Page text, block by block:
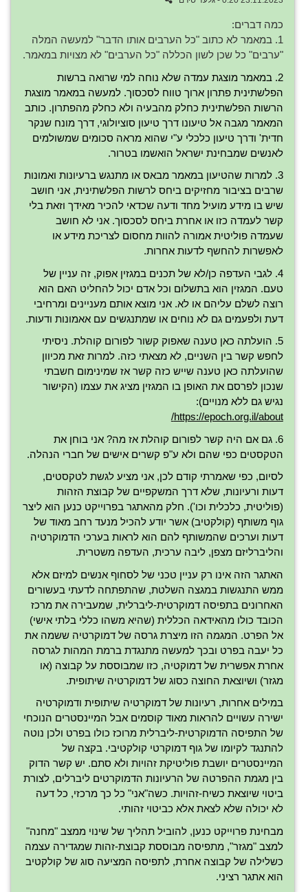
כמה דברים:
1. במאמר לא כתוב "כל הערבים אותו הדבר" למעשה המלה
"ערבים" כל שכן לשון הכללה "כל הערבים" לא מצויות במאמר.
2. במאמר מוצגת עמדה שלא נוחה למי שרואה ברשות
הפלשתינית פתרון ארוך טווח לסכסוך. למעשה במאמר מוצגת
הרשות הפלשתינית כחלק מהבעיה ולא כחלק מהפתרון. כותב
המאמר מגבה אל טיעונו דרך טיעון סוציולוגי, דרך מונח שנקר
חדית' ודרך טיעון כלכלי ע"י שהוא מראה סכומים שמשולמים
לאנשים שמבחינת ישראל הואשמו בטרור.
3. למרות שהטיעון במאמר מבאס או מתנגש ברעיונות ואמונות
שרבים בציבור מחזיקים ביחס לרשות הפלשתינית, אני חושב
שיש בו מידע מועיל מחד ודעה שכדאי להכיר מאידך וזאת בלי
קשר לעמדה כזו או אחרת ביחס לסכסוך. אני לא חושב
שעמדה פוליטית אמורה להוות מחסום לצריכת מידע או
לאפשרות להחשף לדעות אחרות.
4. לגבי העדפה כן/לא של תכנים במגזין אפוק, זה עניין של
טעם. המגזין הוא בתשלום וכל אדם יכול להחליט האם הוא
רוצה לשלם עליהם או לא. אני מוצא אותם מעניינים ומרחיבי
דעת ולפעמים גם לא נוחים או שמתנגשים עם אאמונות ודעות.
5. הועלתה כאן טענה שאפוק קשור לפורום קוהלת. ניסיתי
לחפש קשר בין השניים, לא מצאתי כזה. למרות זאת מכיוון
שהועלתה כאן טענה שייש כזה קשר אז שמינימום חשבתי
שנכון לפרסם את האופן בו המגזין מציג את עצמו (הקישור
נגיש גם ללא מנויים):
https://epoch.org.il/about/
6. גם אם היה קשר לפורום קוהלת אז מה? אני בוחן את
הטקסטים כפי שהם ולא ע"פ קשרים אישים של חברי הנהלה.
לסיום, כפי שאמרתי קודם לכן, אני מציע לגשת לטקסטים,
דעות ורעיונות, שלא דרך המשקפיים של קבוצת הזהות
(פוליטית, כלכלית וכו'). חלק מהאתגר בפרוייקט כנען הוא ליצר
גוף משותף (קולקטיב) אשר יודע להכיל מנעד רחב מאוד של
דעות וערכים שהמשותף להם הוא לראות בערכי הדמוקרטיה
והליברליזם מצפן, ליבה ערכית, העדפה משטרית.
האתגר הזה אינו רק עניין טכני של לסחוף אנשים למיזם אלא
ממש התנגשות במגצה השלטת, שהתפתחה לדעתי בעשורים
האחרונים בתפיסה דמוקרטית-ליברלית, שמעבירה את מרכז
הכובד כולו מהאידאה הכללית (שהיא משהו כללי בלתי אישי)
אל הפרט. המגמה הזו מיצרת גרסה של דמוקרטיה ששמה את
כל יעבה בפרט ובכך למעשה מתנגדת ברמת המהות לגרסה
אחרת אפשרית של דמוקטיה, כזו שמבוססת על קבוצה (או
מגזר) ושיוצאת החוצה כסוג של דמוקרטיה שיתופית.
במילים אחרות, רעיונות של דמוקרטיה שיתופית ודמוקרטיה
ישירה עשויים להראות מאוד קוסמים אבל המיינסטרים הנוכחי
של התפיסה הדמוקרטית-ליברלית מרוכז כולו בפרט ולכן נוטה
להתנגד לקיומו של גוף דמוקרטי קולקטיבי. בקצה של
המיינסטרים יושבת פוליטיקת זהויות ולא סתם. יש קשר הדוק
בין מגמת ההפרטה של הרעיונות הדמוקרטים ליברלים, לצורת
ביטוי שיוצאת כשיח-זהויות. כשה"אני" כל כך מרכזי, כל דעה
לא יכולה שלא לצאת אלא כביטוי זהותי.
מבחינת פרוייקט כנען, להוביל תהליך של שינוי ממצב "מחנה"
למצב "מגזר", מתפיסה מבוססת קבוצת-זהות שמגדירה עצמה
כשלילה של קבוצה אחרת, לתפיסה המציעה סוג של קולקטיב
הוא אתגר רציני.